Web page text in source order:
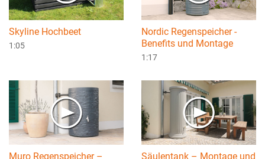
Skyline Hochbeet
1:05
Nordic Regenspeicher -
Benefits und Montage
1:17
Muro Regenspeicher – Säulentank – Montage und